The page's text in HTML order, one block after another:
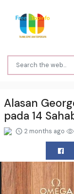
Alasan
pada 14
2 months ago